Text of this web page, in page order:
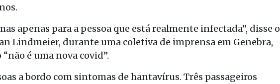
apenas para a pessoa que está realmente infectada”, disse o
Lindmeier, durante uma coletiva de imprensa em Genebra,
é uma nova covid”.
a bordo com sintomas de hantavírus. Três passageiros